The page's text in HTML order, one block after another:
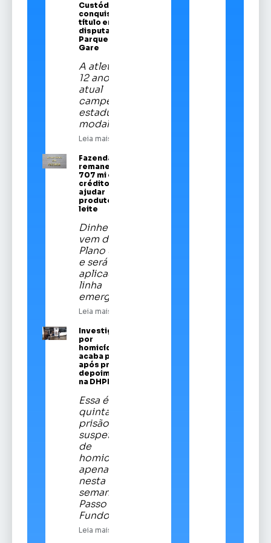
Custódio
conquista
título em
disputa no
Parque da
Gare
A atleta de
12 anos é a
atual
campeã
estadual da
modalidade
Leia mais
Fazenda
remaneja R$
707 mi em
crédito para
ajudar
produtores de
leite
Dinheiro
vem do
Plano Safra
e será
aplicado em
linha
emergencial
Leia mais
Investigado
por
homicídios
acaba preso
após prestar
depoimento
na DHPP
Essa é a
quinta
prisão de
suspeitos
de
homicídios
apenas
nesta
semana em
Passo
Fundo
Leia mais